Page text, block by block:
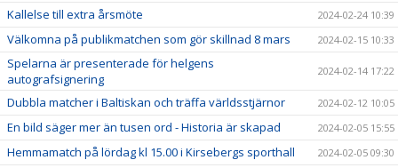
Kallelse till extra årsmöte 2024-02-24 10:39
Välkomna på publikmatchen som gör skillnad 8 mars 2024-02-15 10:33
Spelarna är presenterade för helgens
autografsignering
2024-02-14 17:22
Dubbla matcher i Baltiskan och träffa världsstjärnor 2024-02-12 10:05
En bild säger mer än tusen ord - Historia är skapad 2024-02-05 15:55
Hemmamatch på lördag kl 15.00 i Kirsebergs sporthall 2024-02-05 09:30